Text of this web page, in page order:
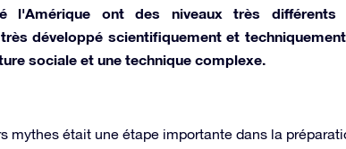
l'Amérique ont des niveaux très différents
développé scientifiquement et
sociale et une technique complexe.
mythes était une étape importante dans la